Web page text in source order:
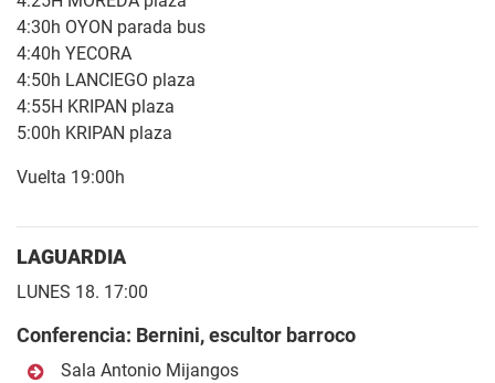
4:30h OYON parada bus
4:40h YECORA
4:50h LANCIEGO plaza
4:55H KRIPAN plaza
5:00h KRIPAN plaza
Vuelta 19:00h
LAGUARDIA
LUNES 18. 17:00
Conferencia: Bernini, escultor barroco
Sala Antonio Mijangos